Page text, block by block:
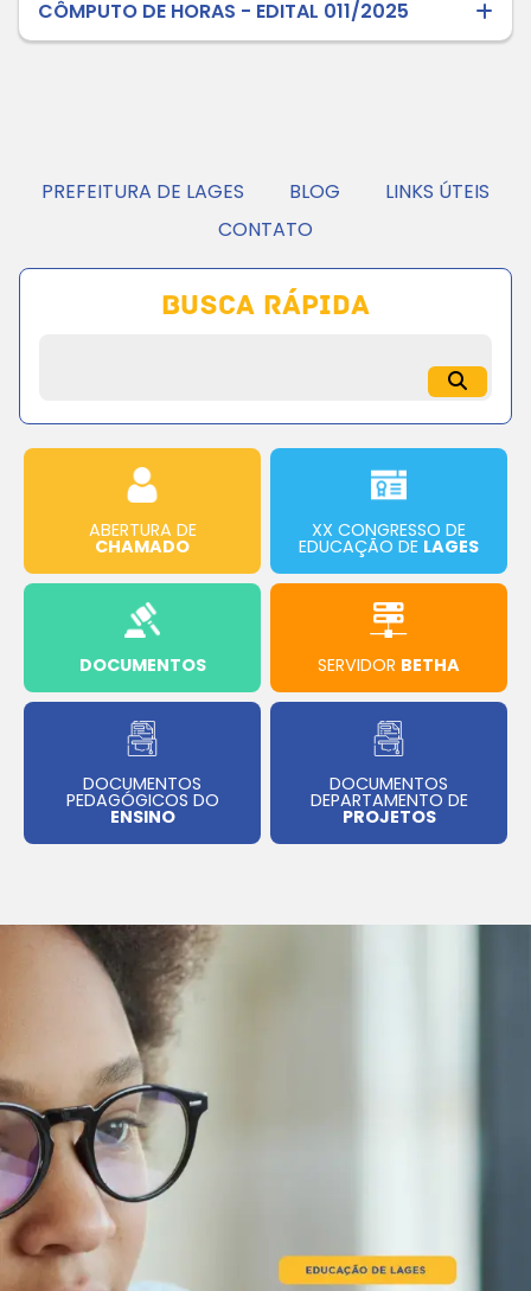
CÔMPUTO DE HORAS - EDITAL 011/2025
PREFEITURA DE LAGES BLOG
LINKS ÚTEIS
CONTATO
Busca Rápida
ABERTURA DE
CHAMADO
XX CONGRESSO DE
EDUCAÇÃO DE LAGES
DOCUMENTOS SERVIDOR BETHA
DOCUMENTOS
PEDAGÓGICOS DO
ENSINO
DOCUMENTOS
DEPARTAMENTO DE
PROJETOS